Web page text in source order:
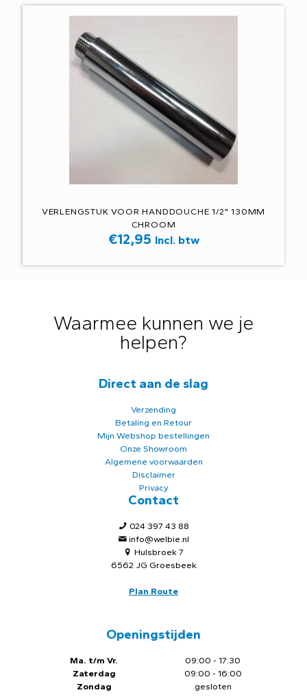
VERLENGSTUK VOOR HANDDOUCHE 1/2" 130MM
CHROOM
€12,95 Incl. btw
Waarmee kunnen we je
helpen?
Direct aan de slag
Verzending
Betaling en Retour
Mijn Webshop bestellingen
Onze Showroom
Algemene voorwaarden
Disclaimer
Privacy
Contact
024 397 43 88
info@welbie.nl
Hulsbroek 7
6562 JG Groesbeek
Plan Route
Openingstijden
Ma. t/m Vr.
Zaterdag
Zondag
09:00 - 17:30
09:00 - 16:00
gesloten